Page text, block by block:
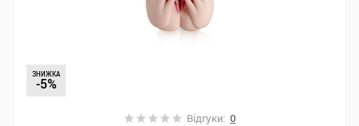
ЗНИЖКА
-5%
Відгуки: 0